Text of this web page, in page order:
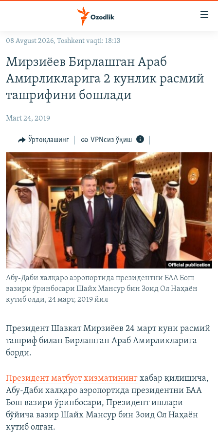
Асосий
навигацияга
ўтинг
Қидиришга
OZODVIDEO
OZODARXIV
На русском
ИЖТИМОИЙ ТАРМОҚЛАР
Озодлик бошқа тилларда
08 Avgust 2026, Toshkent vaqti: 18:13
Мирзиёев Бирлашган Араб
Амирликларига 2 кунлик расмий
ташрифини бошлади
Mart 24, 2019
Ўртоқлашинг VPNсиз ўқиш
Абу-Даби халқаро аэропортида президентни БАА Бош
вазири ўринбосари Шайх Мансур бин Зоид Ол Наҳаён
кутиб олди, 24 март, 2019 йил
Президент Шавкат Мирзиёев 24 март куни расмий
ташриф билан Бирлашган Араб Амирликларига
борди.
Президент матбуот хизматининг хабар қилишича,
Абу-Даби халқаро аэропортида президентни БАА
Бош вазири ўринбосари, Президент ишлари
бўйича вазир Шайх Мансур бин Зоид Ол Наҳаён
кутиб олган.